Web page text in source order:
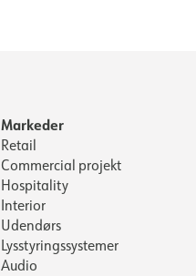
Markeder
Retail
Commercial projekt
Hospitality
Interior
Udendørs
Lysstyringssystemer
Audio